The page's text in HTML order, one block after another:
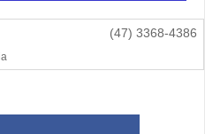
(47) 3368-4386